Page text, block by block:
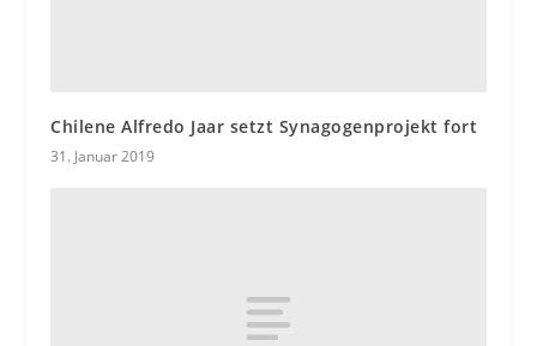
Chilene Alfredo Jaar setzt Synagogenprojekt fort
31. Januar 2019